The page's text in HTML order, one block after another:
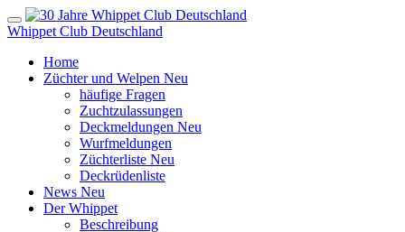
Whippet Club Deutschland
Home
Züchter und Welpen Neu
häufige Fragen
Zuchtzulassungen
Deckmeldungen Neu
Wurfmeldungen
Züchterliste Neu
Deckrüdenliste
News Neu
Der Whippet
Beschreibung